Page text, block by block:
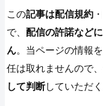
この記事は配信規約 ・
で、配信の許諾など
ん。当ページの情報
任は取れませんので、
して判断していただ